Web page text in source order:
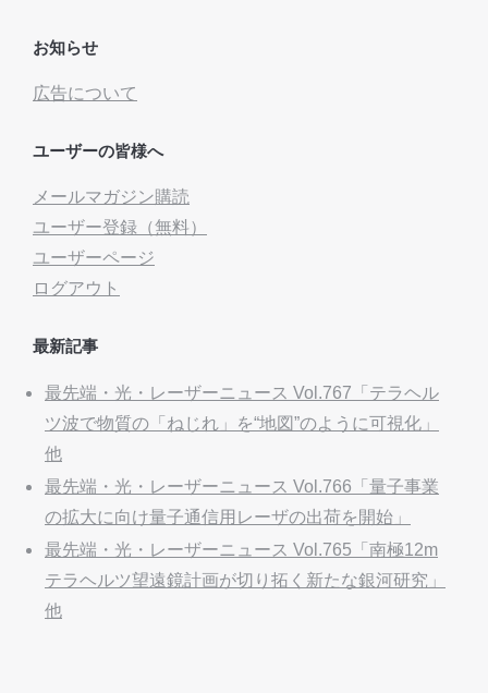
お知らせ
広告について
ユーザーの皆様へ
メールマガジン購読
ユーザー登録（無料）
ユーザーページ
ログアウト
最新記事
最先端・光・レーザーニュース Vol.767「テラヘル
ツ波で物質の「ねじれ」を“地図”のように可視化」
他
最先端・光・レーザーニュース Vol.766「量子事業
の拡大に向け量子通信用レーザの出荷を開始」
最先端・光・レーザーニュース Vol.765「南極12m
テラヘルツ望遠鏡計画が切り拓く新たな銀河研究」
他